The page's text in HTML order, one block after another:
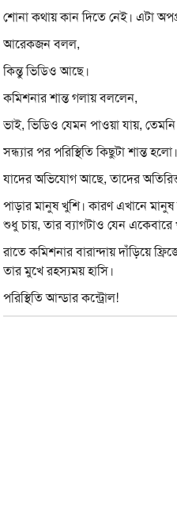
শোনা কথায় কান দিতে নেই। এটা
আরেকজন বলল,
কিন্তু ভিডিও আছে।
কমিশনার শান্ত গলায় বললেন,
ভাই, ভিডিও যেমন পাওয়া যায়,
সন্ধ্যার পর পরিস্থিতি কিছুটা শান্ত
যাদের অভিযোগ আছে, তাদের
পাড়ার মানুষ খুশি। কারণ এখানে
শুধু চায়, তার ব্যাগটাও যেন একেবারে
রাতে কমিশনার বারান্দায় দাঁড়িয়ে
তার মুখে রহস্যময় হাসি।
পরিস্থিতি আন্ডার কন্ট্রোল!